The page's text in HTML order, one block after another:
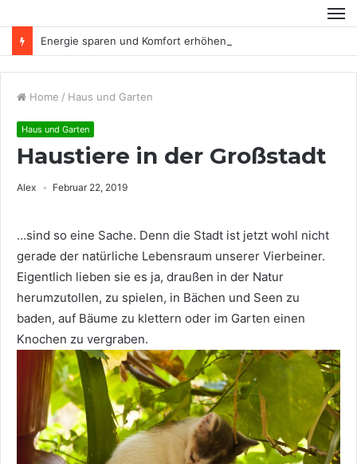
Energie sparen und Komfort erhöhen
Home / Haus und Garten
Haus und Garten
Haustiere in der Großstadt
Alex Februar 22, 2019
…sind so eine Sache. Denn die Stadt ist jetzt wohl nicht
gerade der natürliche Lebensraum unserer Vierbeiner.
Eigentlich lieben sie es ja, draußen in der Natur
herumzutollen, zu spielen, in Bächen und Seen zu
baden, auf Bäume zu klettern oder im Garten einen
Knochen zu vergraben.